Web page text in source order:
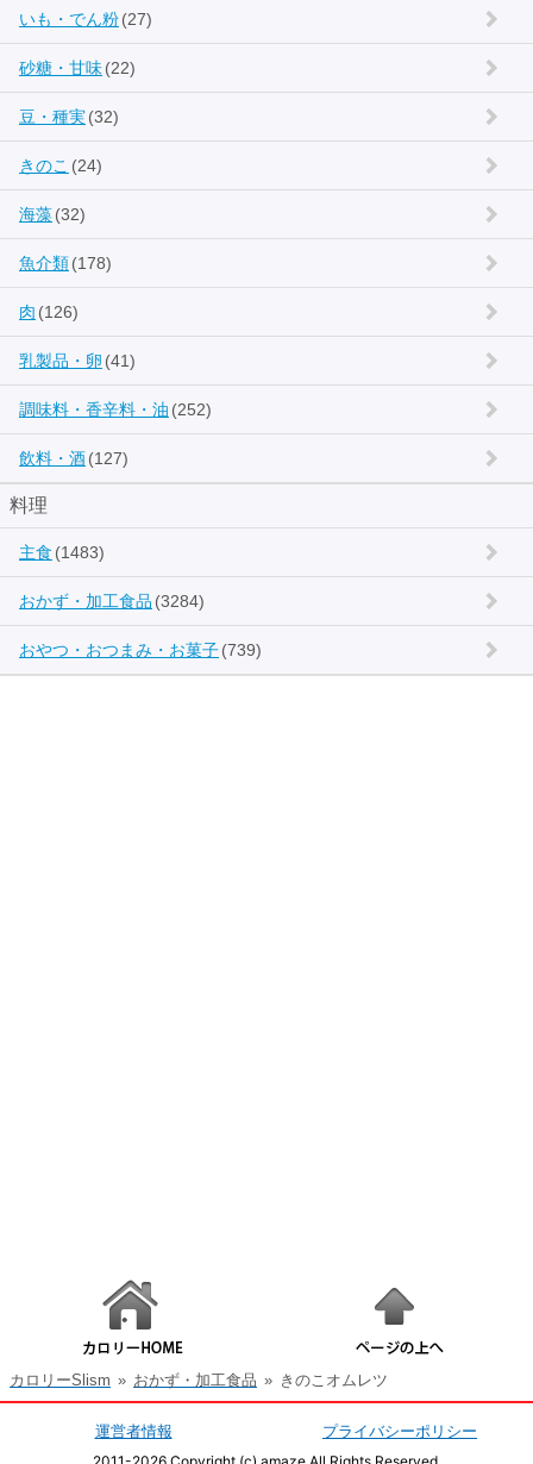
いも・でん粉(27)
砂糖・甘味(22)
豆・種実(32)
きのこ (24)
海藻(32)
魚介類(178)
肉 (126)
乳製品・卵 (41)
調味料・香辛料・油 (252)
飲料・酒(127)
料理
主食 (1483)
おかず・加工食品 (3284)
おやつ・おつまみ・お菓子(739)
カロリーSlism » おかず・加工食品 » きのこオムレツ
運営者情報 プライバシーポリシー